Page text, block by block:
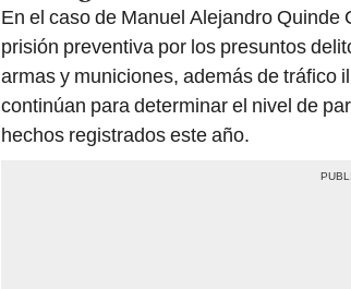
En el caso de Manuel Alejandro
prisión preventiva por los presuntos
armas y municiones, además de tráfico
continúan para determinar el nivel de
hechos registrados este año.